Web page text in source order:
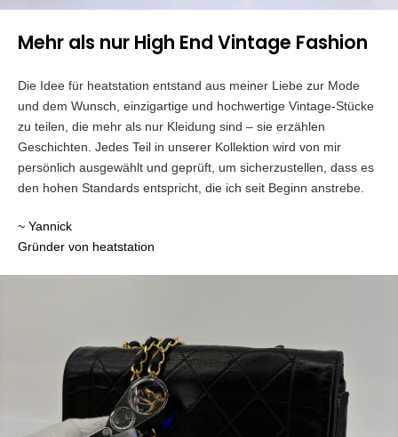
Mehr als nur High End Vintage Fashion
Die Idee für heatstation entstand aus meiner Liebe zur Mode
und dem Wunsch, einzigartige und hochwertige Vintage-Stücke
zu teilen, die mehr als nur Kleidung sind – sie erzählen
Geschichten. Jedes Teil in unserer Kollektion wird von mir
persönlich ausgewählt und geprüft, um sicherzustellen, dass es
den hohen Standards entspricht, die ich seit Beginn anstrebe.
~ Yannick
Gründer von heatstation